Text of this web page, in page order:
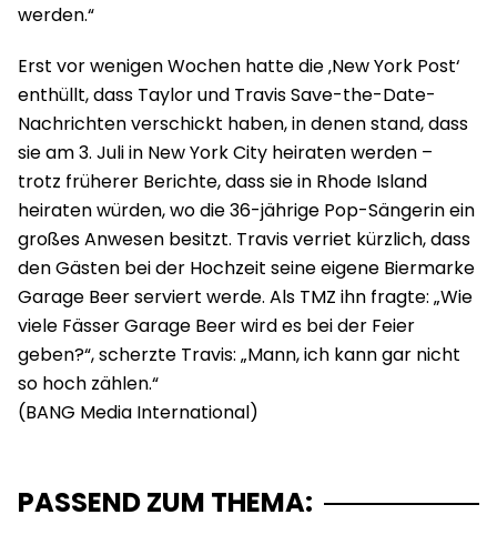
werden.“
Erst vor wenigen Wochen hatte die ‚New York Post‘
enthüllt, dass Taylor und Travis Save-the-Date-
Nachrichten verschickt haben, in denen stand, dass
sie am 3. Juli in New York City heiraten werden –
trotz früherer Berichte, dass sie in Rhode Island
heiraten würden, wo die 36-jährige Pop-Sängerin ein
großes Anwesen besitzt. Travis verriet kürzlich, dass
den Gästen bei der Hochzeit seine eigene Biermarke
Garage Beer serviert werde. Als TMZ ihn fragte: „Wie
viele Fässer Garage Beer wird es bei der Feier
geben?“, scherzte Travis: „Mann, ich kann gar nicht
so hoch zählen.“
PASSEND ZUM THEMA: